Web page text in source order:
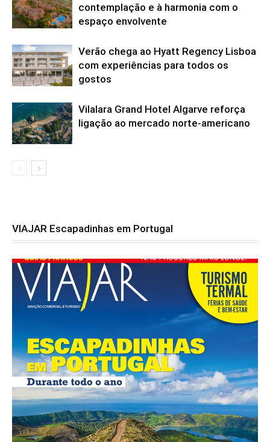
contemplação e à harmonia com o
espaço envolvente
Verão chega ao Hyatt Regency Lisboa
com experiências para todos os
gostos
Vilalara Grand Hotel Algarve reforça
ligação ao mercado norte-americano
VIAJAR Escapadinhas em Portugal